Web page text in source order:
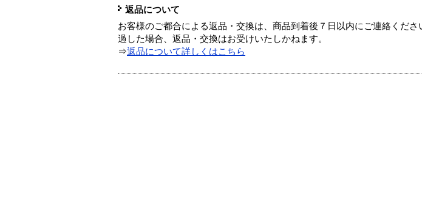
返品について
お客様のご都合による返品・交換は、商品到着後７日以内にご連絡くだ
過した場合、返品・交換はお受けいたしかねます。
⇒返品について詳しくはこちら